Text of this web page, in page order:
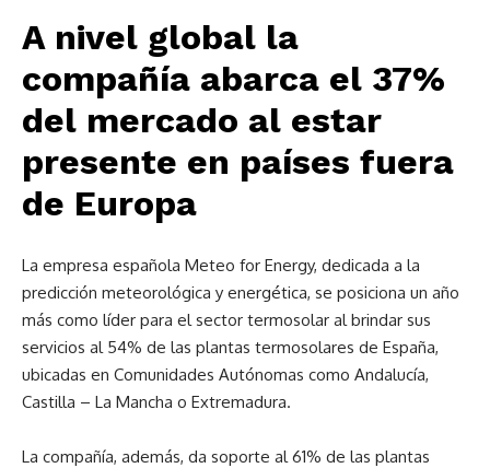
A nivel global la
compañía abarca el 37%
del mercado al estar
presente en países fuera
de Europa
La empresa española Meteo for Energy, dedicada a la
predicción meteorológica y energética, se posiciona un año
más como líder para el sector termosolar al brindar sus
servicios al 54% de las plantas termosolares de España,
ubicadas en Comunidades Autónomas como Andalucía,
Castilla – La Mancha o Extremadura.
La compañía, además, da soporte al 61% de las plantas